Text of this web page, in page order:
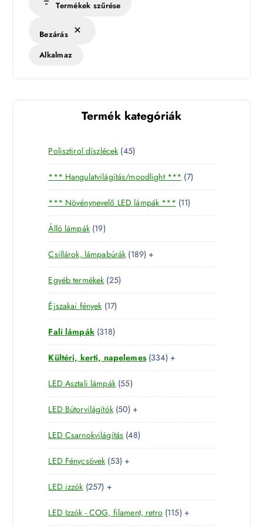
Termékek szűrése
Bezárás
Alkalmaz
Termék kategóriák
Polisztirol díszlécek 454
5
t
e
r
m
k
*** Hangulatvilágítás/moodlight *** 77
t
r
é
*** Növénynevelő LED lámpák *** 111
1
e
m
k
Álló lámpák 191
9
t
e
r
m
é
k
Csillárok, lámpabúrák 1891
8
t
r
é
k
+
Egyéb termékek 252
5
e
m
é
k
Éjszakai fények 171
7
t
e
r
m
é
k
Fali lámpák 3183
1
8
t
e
r
m
é
k
Kültéri, kerti, napelemes 3343
3
t
r
é
+
LED Asztali lámpák 555
5
t
e
r
m
k
LED Bútorvilágítók 505
0
t
e
r
m
k
+
LED Csarnokvilágítás 484
8
e
m
é
LED Fénycsövek 535
3
e
r
+
LED izzók 2572
5
7
+
LED Izzók - COG, filament, retro 1151 +